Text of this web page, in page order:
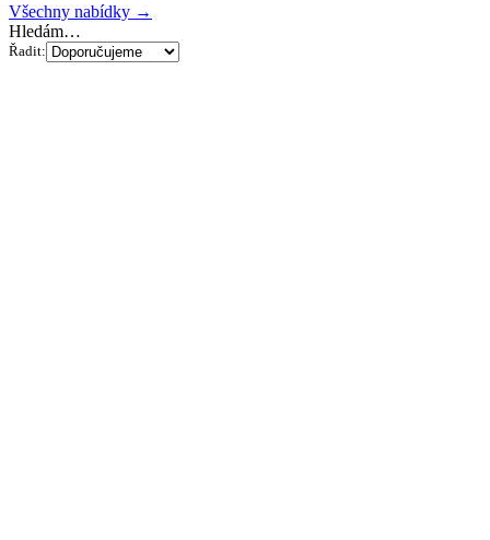
Všechny nabídky →
Hledám…
Řadit: